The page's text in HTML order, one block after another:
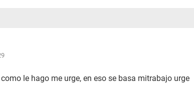
le hago me urge, en eso se basa mitrabajo urge